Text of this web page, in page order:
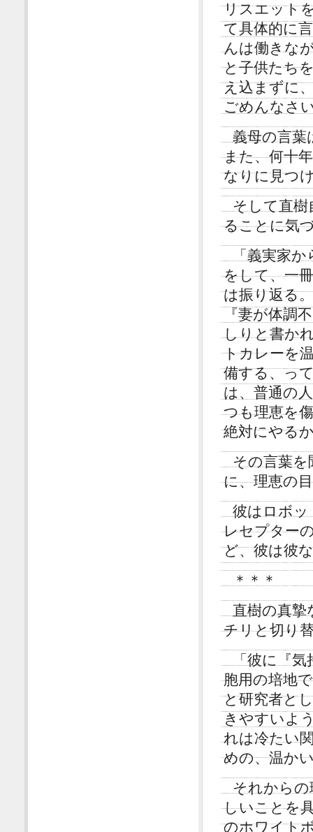
リスエット
て具体的に
んは働きな
と子供たち
え込まずに
ごめんなさ
義母の言葉
また、何十
なりに見つ
そして直樹
ることに気
「義実家
をして、一
は振り返る
『妻が体調
しりと書か
トカレーを
備する、っ
は、普通の
つも理恵を
絶対にやる
その言葉
に、理恵の
彼はロボ
レセプター
ど、彼は彼
＊＊＊
直樹の真摯
チリと切り
「彼に『
胞用の培地
と研究者と
きやすいよ
れは冷たい
めの、温か
それから
しいことを
のホワイト